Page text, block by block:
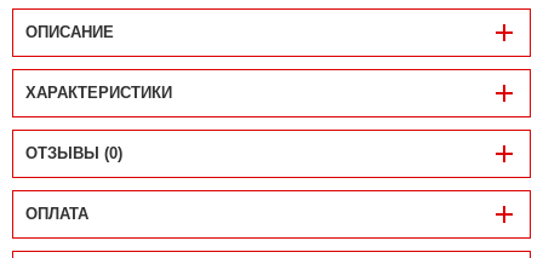
ОПИСАНИЕ
ХАРАКТЕРИСТИКИ
ОТЗЫВЫ (0)
ОПЛАТА